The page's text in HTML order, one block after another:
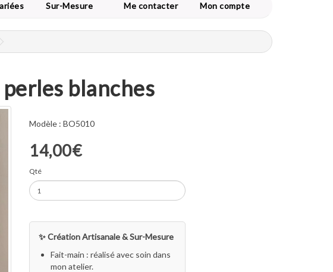
Sur-Mesure Me contacter Mon compte
blanches
Modèle : BO5010
14,00€
Qté
✨ Création Artisanale & Sur-Mesure
Fait-main : réalisé avec soin dans
mon atelier.